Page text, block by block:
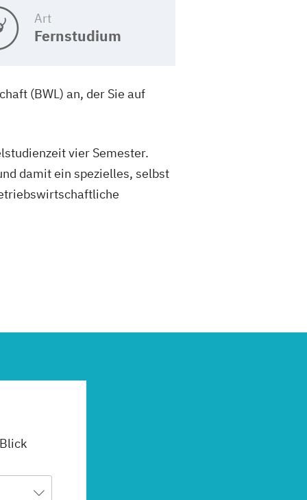
Art
Fernstudium
(BWL) an, der Sie auf
vier Semester.
damit ein spezielles, selbst